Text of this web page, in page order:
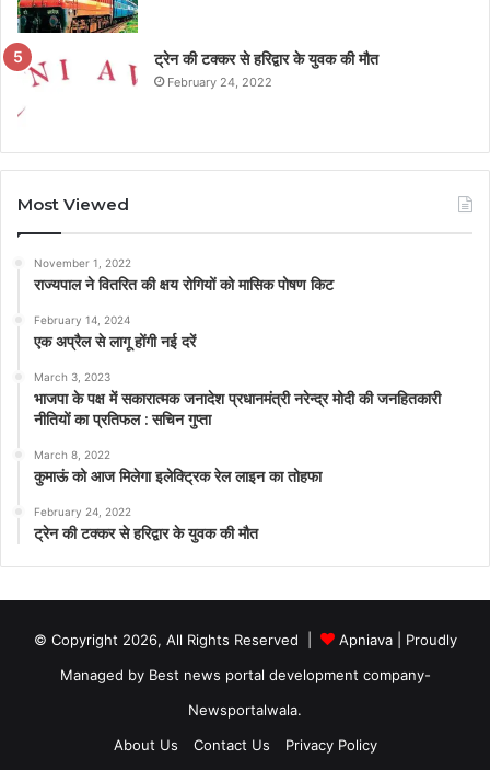
ट्रेन की टक्कर से हरिद्वार के युवक की मौत
February 24, 2022
Most Viewed
November 1, 2022
राज्यपाल ने वितरित की क्षय रोगियों को मासिक पोषण किट
February 14, 2024
एक अप्रैल से लागू होंगी नई दरें
March 3, 2023
भाजपा के पक्ष में सकारात्मक जनादेश प्रधानमंत्री नरेन्द्र मोदी की जनहितकारी
नीतियों का प्रतिफल : सचिन गुप्ता
March 8, 2022
कुमाऊं को आज मिलेगा इलेक्ट्रिक रेल लाइन का तोहफा
February 24, 2022
ट्रेन की टक्कर से हरिद्वार के युवक की मौत
© Copyright 2026, All Rights Reserved | Apniava| Proudly
Managed by Best news portal development company-
Newsportalwala.
About Us
Contact Us Privacy Policy